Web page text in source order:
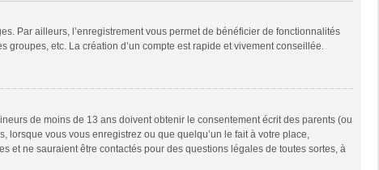
Par ailleurs, l’enregistrement vous permet de bénéficier de fonctionnalités
etc. La création d’un compte est rapide et vivement conseillée.
de moins de 13 ans doivent obtenir le consentement écrit des parents (ou
lorsque vous vous enregistrez ou que quelqu’un le fait à votre place,
et ne sauraient être contactés pour des questions légales de toutes sortes, à